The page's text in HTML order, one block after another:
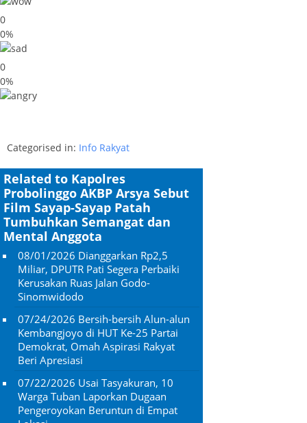
0
0%
0
0%
Categorised in: Info Rakyat
Related to Kapolres
Probolinggo AKBP Arsya Sebut
Film Sayap-Sayap Patah
Tumbuhkan Semangat dan
Mental Anggota
08/01/2026 Dianggarkan Rp2,5
Miliar, DPUTR Pati Segera Perbaiki
Kerusakan Ruas Jalan Godo-
Sinomwidodo
07/24/2026 Bersih-bersih Alun-alun
Kembangjoyo di HUT Ke-25 Partai
Demokrat, Omah Aspirasi Rakyat
Beri Apresiasi
07/22/2026 Usai Tasyakuran, 10
Warga Tuban Laporkan Dugaan
Pengeroyokan Beruntun di Empat